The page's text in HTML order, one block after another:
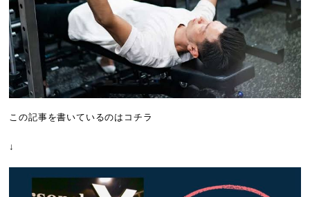
この記事を書いているのはコチラ
↓